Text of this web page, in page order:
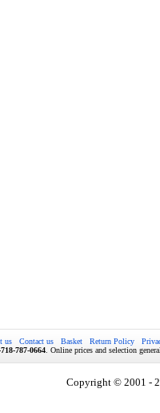
us Contact us Basket Return Policy
718-787-0664 . Online prices and selection
Copyright © 2001 -